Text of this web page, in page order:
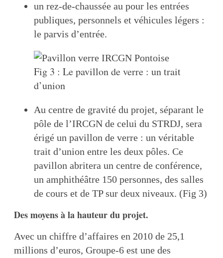
un rez-de-chaussée au pour les entrées
publiques, personnels et véhicules légers :
le parvis d’entrée.
Fig 3 : Le pavillon de verre : un trait
d’union
Au centre de gravité du projet, séparant le
pôle de l’IRCGN de celui du STRDJ, sera
érigé un pavillon de verre : un véritable
trait d’union entre les deux pôles. Ce
pavillon abritera un centre de conférence,
un amphithéâtre 150 personnes, des salles
de cours et de TP sur deux niveaux. (Fig 3)
Des moyens à la hauteur du projet.
Avec un chiffre d’affaires en 2010 de 25,1
millions d’euros, Groupe-6 est une des